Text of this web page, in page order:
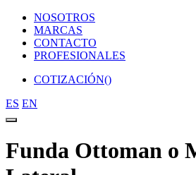
NOSOTROS
MARCAS
CONTACTO
PROFESIONALES
COTIZACIÓN()
ES EN
Funda Ottoman o